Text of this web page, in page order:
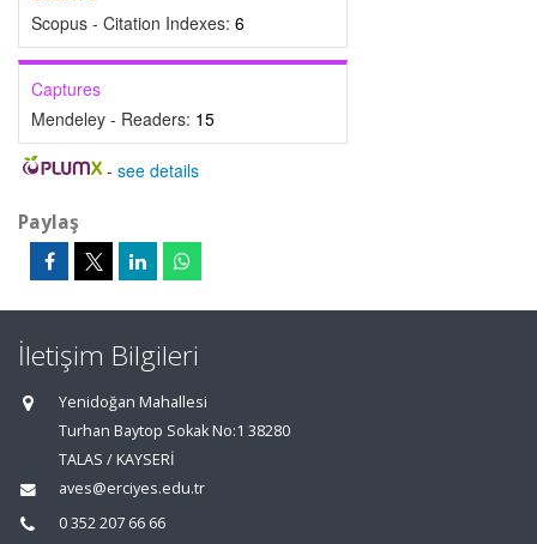
Scopus - Citation Indexes: 6
Captures
Mendeley - Readers: 15
- see details
Paylaş
İletişim Bilgileri
Yenidoğan Mahallesi
Turhan Baytop Sokak No:1 38280
TALAS / KAYSERİ
aves@erciyes.edu.tr
0 352 207 66 66